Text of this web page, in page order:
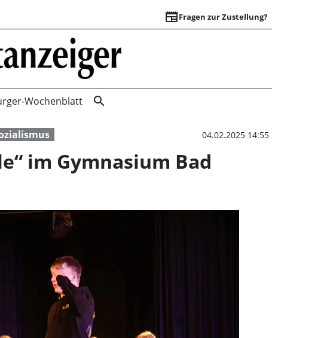
newspaperFragen zur Zustellung?
Hochaktuelle
Wochenblatt search
04.02.2025 14:55
im Gymnasium Bad